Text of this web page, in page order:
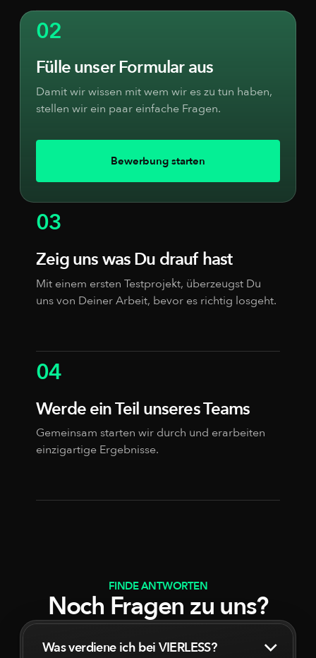
02
Fülle unser Formular aus
Damit wir wissen mit wem wir es zu tun haben,
stellen wir ein paar einfache Fragen.
Bewerbung starten
03
Zeig uns was Du drauf hast
Mit einem ersten Testprojekt, überzeugst Du
uns von Deiner Arbeit, bevor es richtig losgeht.
04
Werde ein Teil unseres Teams
Gemeinsam starten wir durch und erarbeiten
einzigartige Ergebnisse.
FINDE ANTWORTEN
Noch Fragen zu uns?
Was verdiene ich bei VIERLESS?